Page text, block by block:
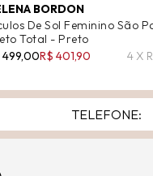
BORDON
De Sol Feminino São
Total - Preto
499,00R$ 401,90 4 X